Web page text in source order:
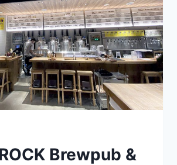
า
นเมือง
เกียว
Brewpub &